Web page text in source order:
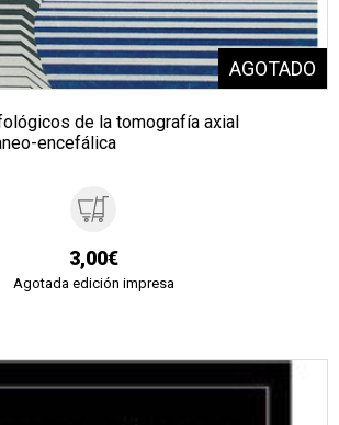
de la tomografía axial
encefálica
3,00€
Agotada edición impresa